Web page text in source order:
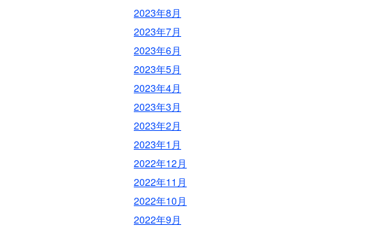
2023年8月
2023年7月
2023年6月
2023年5月
2023年4月
2023年3月
2023年2月
2023年1月
2022年12月
2022年11月
2022年10月
2022年9月